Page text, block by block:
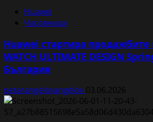
Huawei
Часовници
Huawei стартира продажбите
WATCH ULTIMATE DESIGN
България
petarangelovangelov 03.06.2026